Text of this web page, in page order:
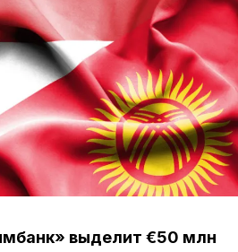
выделит €50 млн